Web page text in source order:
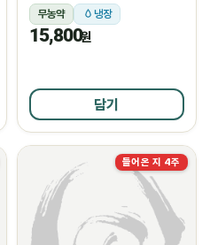
무농약 냉장
15,800원
담기
들어온 지 4주